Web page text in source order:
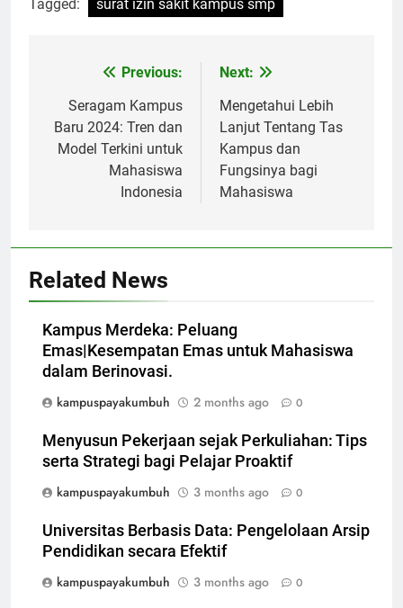
Tagged: surat izin sakit kampus smp
navigation
Previous:
Seragam Kampus
Baru 2024: Tren dan
Model Terkini untuk
Mahasiswa
Indonesia
Next:
Mengetahui Lebih
Lanjut Tentang Tas
Kampus dan
Fungsinya bagi
Mahasiswa
Related News
Kampus Merdeka: Peluang
Emas|Kesempatan Emas untuk Mahasiswa
dalam Berinovasi.
kampuspayakumbuh
2 months ago 0
Menyusun Pekerjaan sejak Perkuliahan: Tips
serta Strategi bagi Pelajar Proaktif
kampuspayakumbuh
3 months ago 0
Universitas Berbasis Data: Pengelolaan Arsip
Pendidikan secara Efektif
kampuspayakumbuh
3 months ago 0